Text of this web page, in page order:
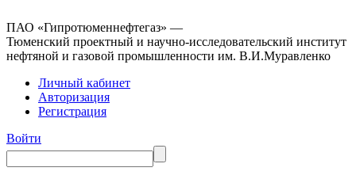
ПАО «Гипротюменнефтегаз» —
Тюменский проектный и научно-исследовательский институт
нефтяной и газовой промышленности им. В.И.Муравленко
Личный кабинет
Авторизация
Регистрация
Войти